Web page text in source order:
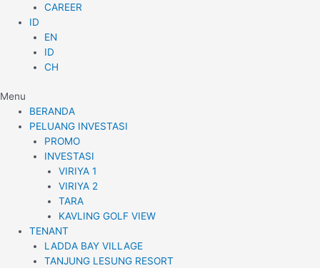
CAREER
ID
EN
ID
CH
Menu
BERANDA
PELUANG INVESTASI
PROMO
INVESTASI
VIRIYA 1
VIRIYA 2
TARA
KAVLING GOLF VIEW
TENANT
LADDA BAY VILLAGE
TANJUNG LESUNG RESORT